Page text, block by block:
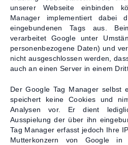
unserer Webseite einbinden
Manager implementiert dabei
eingebundenen Tags aus.
verarbeitet Google unter
personenbezogene Daten) und
nicht ausgeschlossen werden,
auch an einen Server in einem
Der Google Tag Manager selbst
speichert keine Cookies und
Analysen vor. Er dient
Ausspielung der über ihn
Tag Manager erfasst jedoch Ihre
Mutterkonzern von Google in